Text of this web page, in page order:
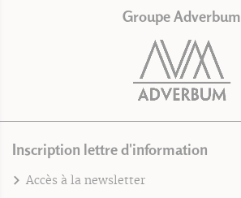
Groupe Adverbum
Inscription lettre d'information
Accès à la newsletter